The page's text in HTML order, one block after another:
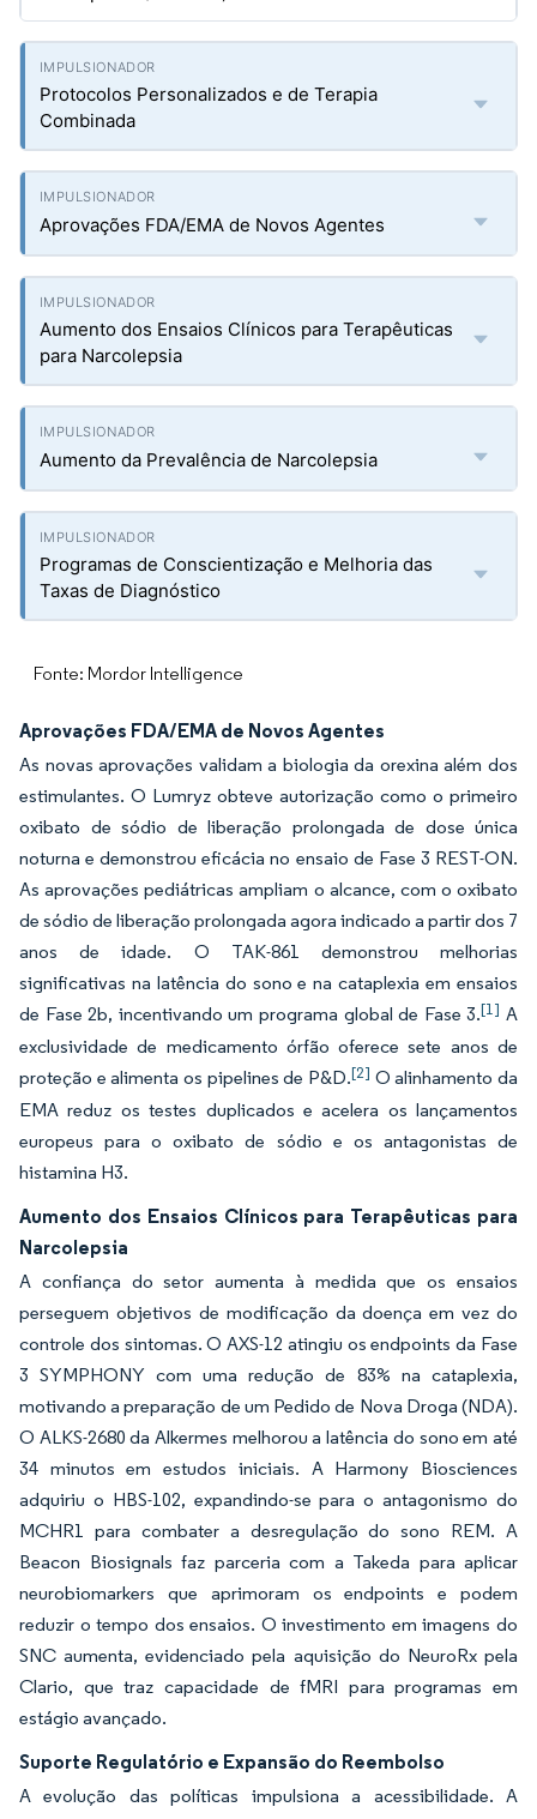
Protocolos Personalizados e de Terapia
Combinada
Aprovações FDA/EMA de Novos Agentes
Aumento dos Ensaios Clínicos para Terapêuticas
para Narcolepsia
Aumento da Prevalência de Narcolepsia
Programas de Conscientização e Melhoria das
Taxas de Diagnóstico
Fonte: Mordor Intelligence
Aprovações FDA/EMA de Novos Agentes
As novas aprovações validam a biologia da orexina além dos
estimulantes. O Lumryz obteve autorização como o primeiro
oxibato de sódio de liberação prolongada de dose única
noturna e demonstrou eficácia no ensaio de Fase 3 REST-ON.
As aprovações pediátricas ampliam o alcance, com o oxibato
de sódio de liberação prolongada agora indicado a partir dos 7
anos de idade. O TAK-861 demonstrou melhorias
significativas na latência do sono e na cataplexia em ensaios
de Fase 2b, incentivando um programa global de Fase 3.[1] A
exclusividade de medicamento órfão oferece sete anos de
proteção e alimenta os pipelines de P&D.[2] O alinhamento da
EMA reduz os testes duplicados e acelera os lançamentos
europeus para o oxibato de sódio e os antagonistas de
histamina H3.
Aumento dos Ensaios Clínicos para Terapêuticas para
Narcolepsia
A confiança do setor aumenta à medida que os ensaios
perseguem objetivos de modificação da doença em vez do
controle dos sintomas. O AXS-12 atingiu os endpoints da Fase
3 SYMPHONY com uma redução de 83% na cataplexia,
motivando a preparação de um Pedido de Nova Droga (NDA).
O ALKS-2680 da Alkermes melhorou a latência do sono em até
34 minutos em estudos iniciais. A Harmony Biosciences
adquiriu o HBS-102, expandindo-se para o antagonismo do
MCHR1 para combater a desregulação do sono REM. A
Beacon Biosignals faz parceria com a Takeda para aplicar
neurobiomarkers que aprimoram os endpoints e podem
reduzir o tempo dos ensaios. O investimento em imagens do
SNC aumenta, evidenciado pela aquisição do NeuroRx pela
Clario, que traz capacidade de fMRI para programas em
estágio avançado.
Suporte Regulatório e Expansão do Reembolso
A evolução das políticas impulsiona a acessibilidade. A